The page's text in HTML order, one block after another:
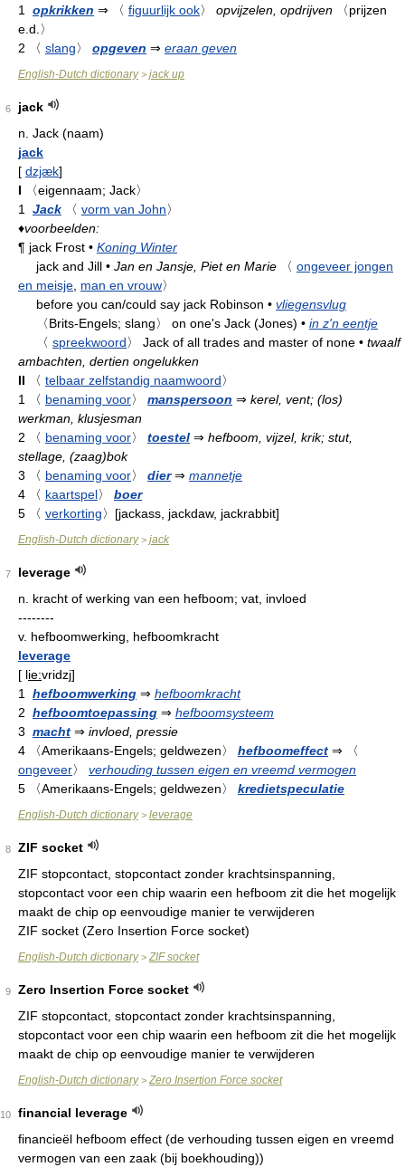
1 opkrikken ⇒ 〈 figuurlijk ook〉 opvijzelen, opdrijven
〈prijzen
e.d.〉
2
〈 slang〉 opgeven ⇒ eraan geven
English-Dutch dictionary> jack up
6
jack
n. Jack (naam)
jack
[ dzjæk]
I
〈eigennaam; Jack〉
1 Jack 〈 vorm van John〉
♦voorbeelden:
¶ jack Frost • Koning Winter
jack and Jill • Jan en Jansje, Piet en Marie 〈 ongeveer jongen
en meisje, man en vrouw〉
before you can/could say jack Robinson • vliegensvlug
〈Brits-Engels; slang〉 on one's Jack (Jones) • in z'n eentje
〈 spreekwoord〉 Jack of all trades and master of none • twaalf
ambachten, dertien ongelukken
II
〈 telbaar zelfstandig naamwoord〉
1
〈 benaming voor〉 manspersoon ⇒ kerel, vent; (los)
werkman, klusjesman
2
〈 benaming voor〉 toestel ⇒ hefboom, vijzel, krik; stut,
stellage, (zaag)bok
3
〈 benaming voor〉 dier⇒ mannetje
4
〈 kaartspel〉
boer
5
〈 verkorting〉 [jackass, jackdaw, jackrabbit]
English-Dutch dictionary> jack
7
leverage
n. kracht of werking van een hefboom; vat, invloed
--------
v. hefboomwerking, hefboomkracht
leverage
[ lie:vridzj]
1 hefboomwerking ⇒ hefboomkracht
2 hefboomtoepassing ⇒ hefboomsysteem
3 macht ⇒ invloed, pressie
4
〈Amerikaans-Engels; geldwezen〉 hefboomeffect ⇒
〈
ongeveer〉
verhouding tussen eigen en vreemd vermogen
5
〈Amerikaans-Engels; geldwezen〉 kredietspeculatie
English-Dutch dictionary> leverage
8
ZIF socket
ZIF stopcontact, stopcontact zonder krachtsinspanning,
stopcontact voor een chip waarin een hefboom zit die het mogelijk
maakt de chip op eenvoudige manier te verwijderen
ZIF socket (Zero Insertion Force socket)
English-Dutch dictionary> ZIF socket
9
Zero Insertion Force socket
ZIF stopcontact, stopcontact zonder krachtsinspanning,
stopcontact voor een chip waarin een hefboom zit die het mogelijk
maakt de chip op eenvoudige manier te verwijderen
English-Dutch dictionary> Zero Insertion Force socket
10
financial leverage
financieël hefboom effect (de verhouding tussen eigen en vreemd
vermogen van een zaak (bij boekhouding))